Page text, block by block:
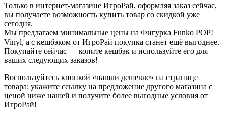
Только в интернет-магазине ИгроРай, оформляя заказ сейчас,
вы получаете возможность купить товар со скидкой уже
сегодня.
Мы предлагаем минимальные цены на Фигурка Funko POP!
Vinyl, а с кешбэком от ИгроРай покупка станет ещё выгоднее.
Покупайте сейчас — копите кешбэк и используйте его для
ваших следующих заказов!
Воспользуйтесь кнопкой «нашли дешевле» на странице
товара: укажите ссылку на предложение другого магазина с
ценой ниже нашей и получите более выгодные условия от
ИгроРай!